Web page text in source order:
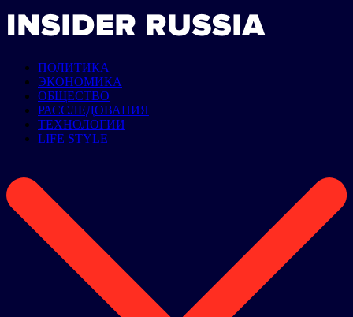
ПОЛИТИКА
ЭКОНОМИКА
ОБЩЕСТВО
РАССЛЕДОВАНИЯ
ТЕХНОЛОГИИ
LIFE STYLE